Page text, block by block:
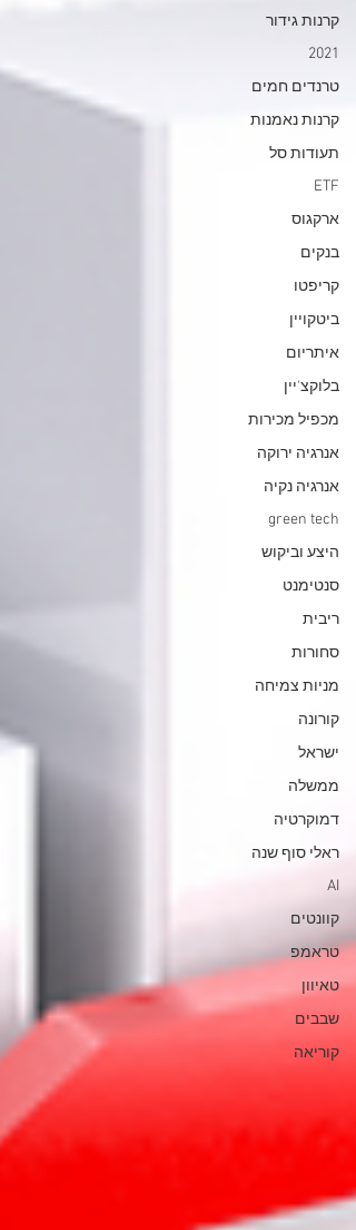
קרנות גידור
2021
טרנדים חמים
קרנות נאמנות
תעודות סל
ETF
ארקגוס
בנקים
קריפטו
ביטקויין
איתריום
בלוקצ'יין
מכפיל מכירות
אנרגיה ירוקה
אנרגיה נקיה
green tech
היצע וביקוש
סנטימנט
ריבית
סחורות
מניות צמיחה
קורונה
ישראל
ממשלה
דמוקרטיה
ראלי סוף שנה
AI
קוונטים
טראמפ
טאיוון
שבבים
קוריאה